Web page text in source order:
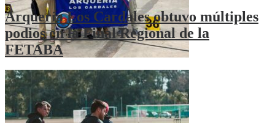
Arquería Los Cardales obtuvo múltiples
podios en la Final Regional de la
FETABA